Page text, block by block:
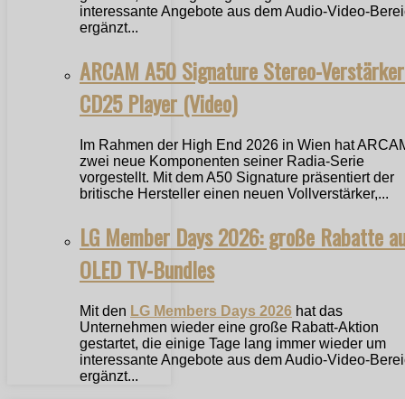
interessante Angebote aus dem Audio-Video-
ergänzt...
ARCAM A50 Signature Stereo-
CD25 Player (Video)
Im Rahmen der High End 2026 in Wien hat
zwei neue Komponenten seiner Radia-Serie
vorgestellt. Mit dem A50 Signature präsentiert der
britische Hersteller einen neuen Vollverstärker,...
LG Member Days 2026: große Rabatte
OLED TV-Bundles
Mit den LG Members Days 2026 hat das
Unternehmen wieder eine große Rabatt-Aktion
gestartet, die einige Tage lang immer wieder um
interessante Angebote aus dem Audio-Video-
ergänzt...